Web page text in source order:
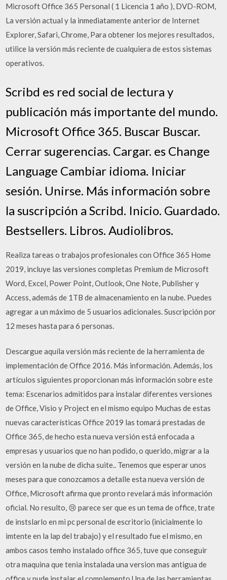
Microsoft Office 365 Personal ( 1 Licencia 1 año ), DVD-ROM,
La versión actual y la inmediatamente anterior de Internet
Explorer, Safari, Chrome, Para obtener los mejores resultados,
utilice la versión más reciente de cualquiera de estos sistemas
operativos.
Scribd es red social de lectura y
publicación más importante del mundo.
Microsoft Office 365. Buscar Buscar.
Cerrar sugerencias. Cargar. es Change
Language Cambiar idioma. Iniciar
sesión. Unirse. Más información sobre
la suscripción a Scribd. Inicio. Guardado.
Bestsellers. Libros. Audiolibros.
Realiza tareas o trabajos profesionales con Office 365 Home
2019, incluye las versiones completas Premium de Microsoft
Word, Excel, Power Point, Outlook, One Note, Publisher y
Access, además de 1TB de almacenamiento en la nube. Puedes
agregar a un máximo de 5 usuarios adicionales. Suscripción por
12 meses hasta para 6 personas.
Descargue aquíla versión más reciente de la herramienta de
implementación de Office 2016. Más información. Además, los
artículos siguientes proporcionan más información sobre este
tema: Escenarios admitidos para instalar diferentes versiones
de Office, Visio y Project en el mismo equipo Muchas de estas
nuevas características Office 2019 las tomará prestadas de
Office 365, de hecho esta nueva versión está enfocada a
empresas y usuarios que no han podido, o querido, migrar a la
versión en la nube de dicha suite.. Tenemos que esperar unos
meses para que conozcamos a detalle esta nueva versión de
Office, Microsoft afirma que pronto revelará más información
oficial. No resulto, 😢 parece ser que es un tema de office, trate
de instslarlo en mi pc personal de escritorio (inicialmente lo
imtente en la lap del trabajo) y el resultado fue el mismo, en
ambos casos temho instalado office 365, tuve que conseguir
otra maquina que tenia instalada una version mas antigua de